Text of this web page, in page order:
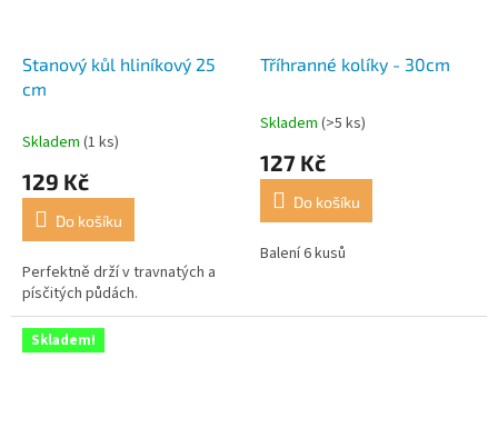
Stanový kůl hliníkový 25
cm
Skladem (1 ks)
129 Kč
Do košíku
Perfektně drží v travnatých a
písčitých půdách.
Tříhranné kolíky - 30cm
Průměrné
produktu
4,7
5
Skladem (>5 ks)
127 Kč
Do košíku
Balení 6 kusů
Skladem!